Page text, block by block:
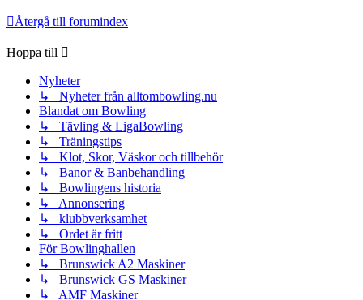
Återgå till forumindex
Hoppa till
Nyheter
↳ Nyheter från alltombowling.nu
Blandat om Bowling
↳ Tävling & LigaBowling
↳ Träningstips
↳ Klot, Skor, Väskor och tillbehör
↳ Banor & Banbehandling
↳ Bowlingens historia
↳ Annonsering
↳ klubbverksamhet
↳ Ordet är fritt
För Bowlinghallen
↳ Brunswick A2 Maskiner
↳ Brunswick GS Maskiner
↳ AMF Maskiner